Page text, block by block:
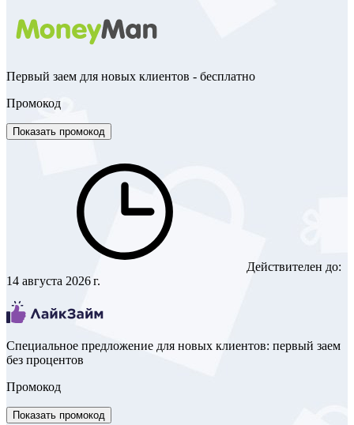
Первый заем для новых клиентов - бесплатно
Промокод
Показать промокод
Действителен до:
14 августа 2026 г.
Специальное предложение для новых клиентов: первый заем
без процентов
Промокод
Показать промокод